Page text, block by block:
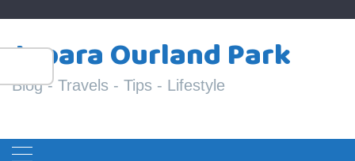
content
Jepara Ourland Park
Blog - Travels - Tips - Lifestyle